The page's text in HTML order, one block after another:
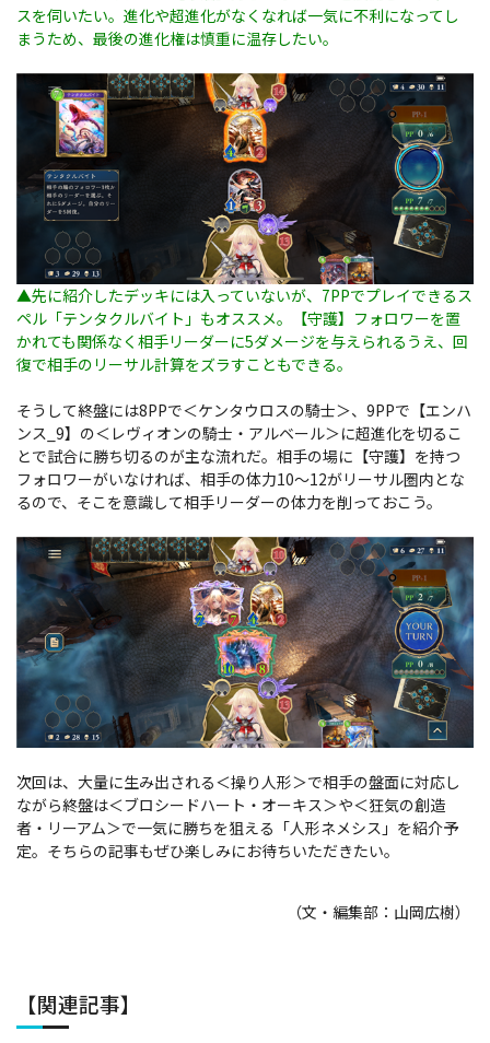
スを伺いたい。進化や超進化がなくなれば一気に不利になってし
まうため、最後の進化権は慎重に温存したい。
▲先に紹介したデッキには入っていないが、7PPでプレイできるス
ペル「テンタクルバイト」もオススメ。【守護】フォロワーを置
かれても関係なく相手リーダーに5ダメージを与えられるうえ、回
復で相手のリーサル計算をズラすこともできる。
そうして終盤には8PPで＜ケンタウロスの騎士＞、9PPで【エンハ
ンス_9】の＜レヴィオンの騎士・アルベール＞に超進化を切るこ
とで試合に勝ち切るのが主な流れだ。相手の場に【守護】を持つ
フォロワーがいなければ、相手の体力10～12がリーサル圏内とな
るので、そこを意識して相手リーダーの体力を削っておこう。
次回は、大量に生み出される＜操り人形＞で相手の盤面に対応し
ながら終盤は＜ブロシードハート・オーキス＞や＜狂気の創造
者・リーアム＞で一気に勝ちを狙える「人形ネメシス」を紹介予
定。そちらの記事もぜひ楽しみにお待ちいただきたい。
（文・編集部：山岡広樹）
【関連記事】